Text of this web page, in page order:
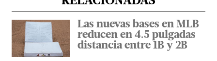
Las nuevas bases en MLB
reducen en 4.5 pulgadas
distancia entre 1B y 2B